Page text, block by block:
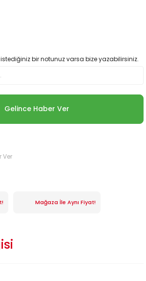
bir notunuz varsa bize yazabilirsiniz.
Gelince Haber Ver
Ver
Mağaza İle Aynı Fiyat!